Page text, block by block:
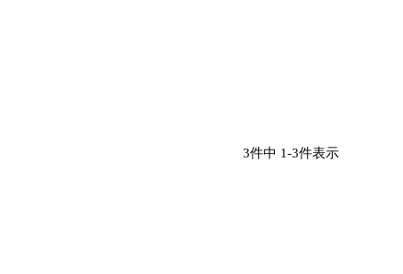
3件中 1-3件表示